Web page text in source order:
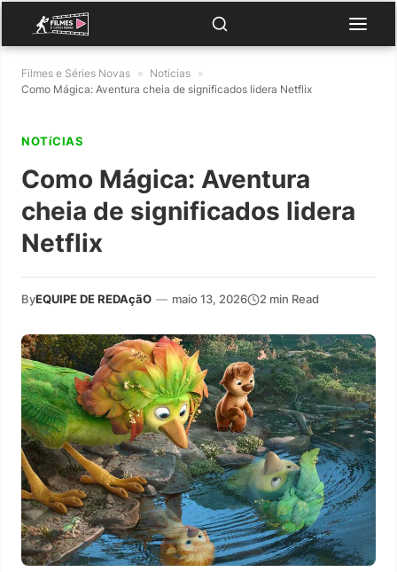
Filmes e Séries Novas » Notícias »
Como Mágica: Aventura cheia de significados lidera Netflix
NOTíCIAS
Como Mágica: Aventura
cheia de significados lidera
Netflix
ByEQUIPE DE REDAçãO — maio 13, 2026 2 min Read